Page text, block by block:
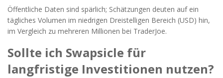
Öffentliche Daten sind spärlich; Schätzungen deuten auf ein
tägliches Volumen im niedrigen Dreistelligen Bereich (USD) hin,
im Vergleich zu mehreren Millionen bei TraderJoe.
Sollte ich Swapsicle für
langfristige Investitionen nutzen?